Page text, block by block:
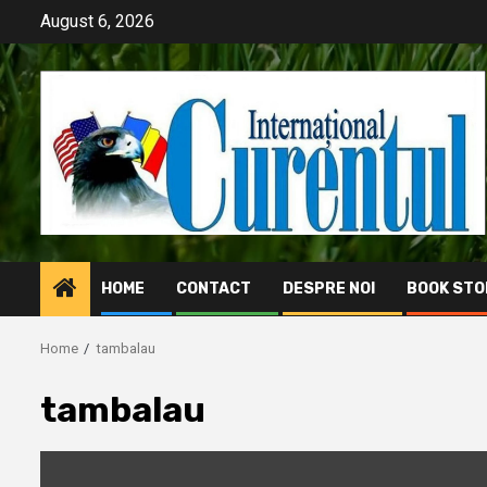
content
August 6, 2026
HOME CONTACT DESPRE NOI BOOK
Home tambalau
tambalau